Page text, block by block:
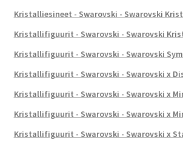
Kristalliesineet - Swarovski - Swarovski
Kristallifiguurit - Swarovski - Swarovski
Kristallifiguurit - Swarovski - Swarovski
Kristallifiguurit - Swarovski - Swarovski x
Kristallifiguurit - Swarovski - Swarovski x
Kristallifiguurit - Swarovski - Swarovski x
Kristallifiguurit - Swarovski - Swarovski x